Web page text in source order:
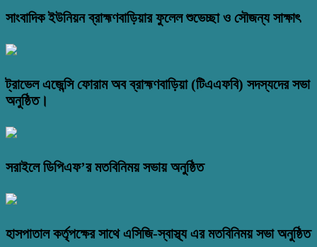
সাংবাদিক ইউনিয়ন ব্রাহ্মণবাড়িয়ার ফুলেল শুভেচ্ছা ও সৌজন্য সাক্ষাৎ
ট্রাভেল এজেন্সি ফোরাম অব ব্রাহ্মণবাড়িয়া (টিএএফবি) সদস্যদের সভা
অনুষ্ঠিত।
সরাইলে ডিপিএফ’র মতবিনিময় সভায় অনুষ্ঠিত
হাসপাতাল কর্তৃপক্ষের সাথে এসিজি-স্বাস্থ্য এর মতবিনিময় সভা অনুষ্ঠিত